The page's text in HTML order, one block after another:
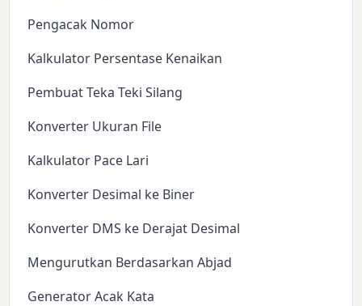
Pengacak Nomor
Kalkulator Persentase Kenaikan
Pembuat Teka Teki Silang
Konverter Ukuran File
Kalkulator Pace Lari
Konverter Desimal ke Biner
Konverter DMS ke Derajat Desimal
Mengurutkan Berdasarkan Abjad
Generator Acak Kata